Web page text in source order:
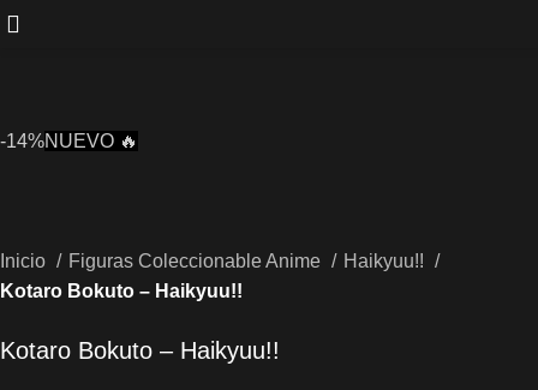
-14%NUEVO 🔥
Inicio Figuras Coleccionable Anime
Haikyuu!!
Kotaro Bokuto – Haikyuu!!
Kotaro Bokuto – Haikyuu!!